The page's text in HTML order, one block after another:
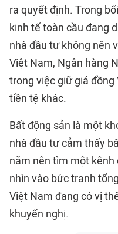
ra quyết định. Trong
kinh tế toàn cầu đang
nhà đầu tư không nên
Việt Nam, Ngân hàng
trong việc giữ giá đồng
tiền tệ khác.
Bất động sản là một
nhà đầu tư cảm thấy
năm nên tìm một kênh
nhìn vào bức tranh
Việt Nam đang có vị
khuyến nghị.